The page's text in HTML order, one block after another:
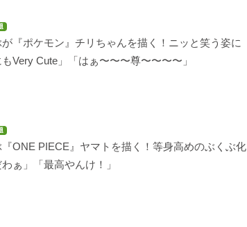
『ポケモン』チリちゃんを描く！ニッと笑う姿に
Very Cute」「はぁ〜〜〜尊〜〜〜〜」
ONE PIECE』ヤマトを描く！等身高めのぶくぶ化
ぁ」「最高やんけ！」